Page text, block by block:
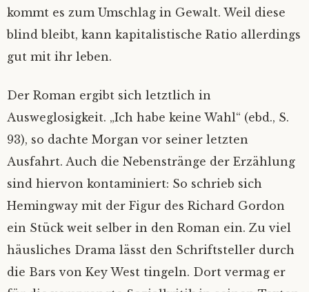
kommt es zum Umschlag in Gewalt. Weil diese
blind bleibt, kann kapitalistische Ratio allerdings
gut mit ihr leben.
Der Roman ergibt sich letztlich in
Ausweglosigkeit. „Ich habe keine Wahl“ (ebd., S.
93), so dachte Morgan vor seiner letzten
Ausfahrt. Auch die Nebenstränge der Erzählung
sind hiervon kontaminiert: So schrieb sich
Hemingway mit der Figur des Richard Gordon
ein Stück weit selber in den Roman ein. Zu viel
häusliches Drama lässt den Schriftsteller durch
die Bars von Key West tingeln. Dort vermag er